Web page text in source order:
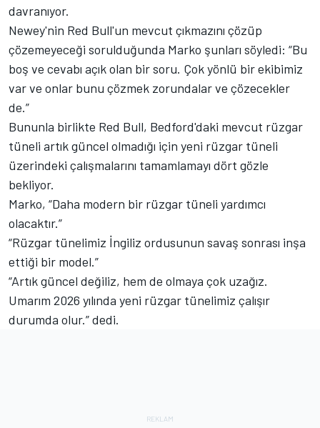
davranıyor.
Newey'nin Red Bull'un mevcut çıkmazını çözüp
çözemeyeceği sorulduğunda Marko şunları söyledi: “Bu
boş ve cevabı açık olan bir soru. Çok yönlü bir ekibimiz
var ve onlar bunu çözmek zorundalar ve çözecekler
de.”
Bununla birlikte Red Bull, Bedford'daki mevcut rüzgar
tüneli artık güncel olmadığı için yeni rüzgar tüneli
üzerindeki çalışmalarını tamamlamayı dört gözle
bekliyor.
Marko, “Daha modern bir rüzgar tüneli yardımcı
olacaktır.”
“Rüzgar tünelimiz İngiliz ordusunun savaş sonrası inşa
ettiği bir model.”
“Artık güncel değiliz, hem de olmaya çok uzağız.
Umarım 2026 yılında yeni rüzgar tünelimiz çalışır
durumda olur.” dedi.